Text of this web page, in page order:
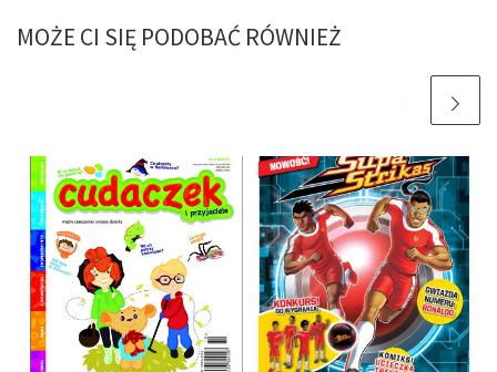
MOŻE CI SIĘ PODOBAĆ RÓWNIEŻ